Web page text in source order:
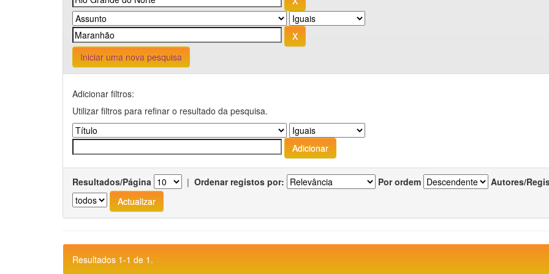
Iniciar uma nova pesquisa
Adicionar filtros:
Utilizar filtros para refinar o resultado da pesquisa.
Resultados/Página | Ordenar registos por: Por ordem Autores/
Resultados 1-1 de 1.